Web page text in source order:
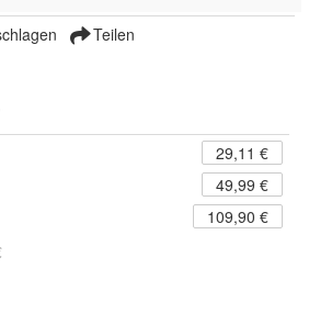
Teilen
29,11 €
49,99 €
109,90 €